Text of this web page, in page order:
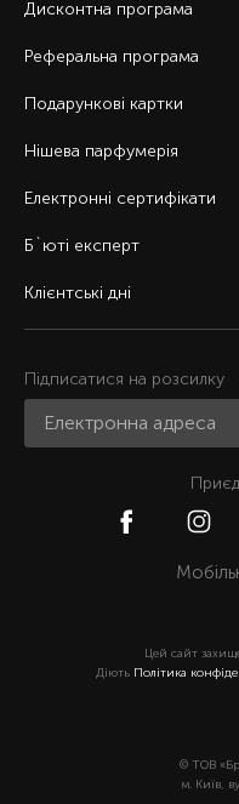
Дисконтна програма
Реферальна програма
Подарункові картки
Нішева парфумерія
Електронні сертифікати
Б`юті експерт
Клієнтські дні
Підписатися на розсилку
Цей сайт
Діють Політика
© ТОВ
м. Київ,